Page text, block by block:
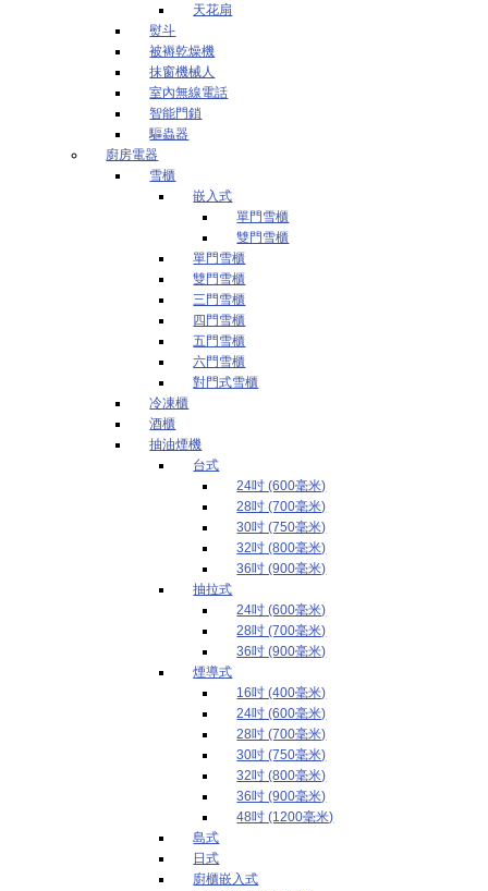
天花扇
熨斗
被褥乾燥機
抹窗機械人
室內無線電話
智能門鎖
驅蟲器
廚房電器
雪櫃
嵌入式
單門雪櫃
雙門雪櫃
單門雪櫃
雙門雪櫃
三門雪櫃
四門雪櫃
五門雪櫃
六門雪櫃
對門式雪櫃
冷凍櫃
酒櫃
抽油煙機
台式
24吋 (600毫米)
28吋 (700毫米)
30吋 (750毫米)
32吋 (800毫米)
36吋 (900毫米)
抽拉式
24吋 (600毫米)
28吋 (700毫米)
36吋 (900毫米)
煙導式
16吋 (400毫米)
24吋 (600毫米)
28吋 (700毫米)
30吋 (750毫米)
32吋 (800毫米)
36吋 (900毫米)
48吋 (1200毫米)
島式
日式
廚櫃嵌入式